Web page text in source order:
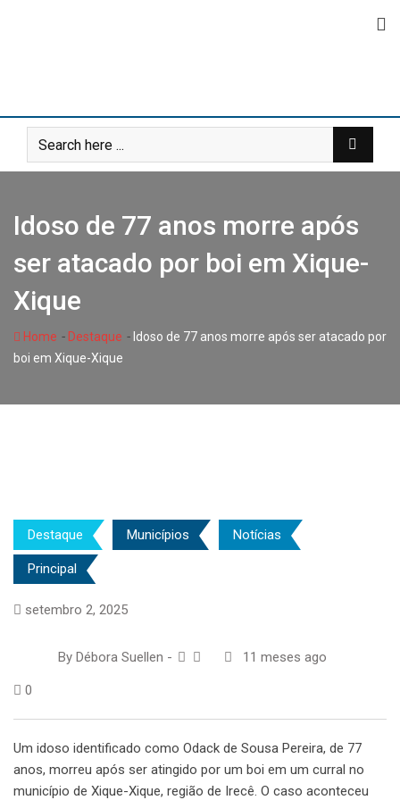
Idoso de 77 anos morre após
ser atacado por boi em Xique-
Xique
Home - Destaque - Idoso de 77 anos morre após ser atacado por
boi em Xique-Xique
Destaque Municípios Notícias
Principal
setembro 2, 2025
By Débora Suellen - 11 meses ago
0
Um idoso identificado como Odack de Sousa Pereira, de 77
anos, morreu após ser atingido por um boi em um curral no
município de Xique-Xique, região de Irecê. O caso aconteceu